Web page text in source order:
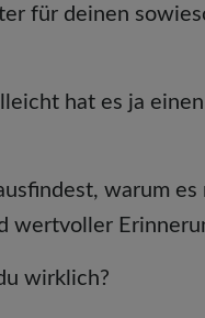
für deinen
hat es ja
warum es
wertvoller
wirklich?